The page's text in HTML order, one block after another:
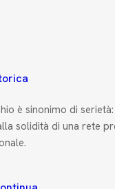
è sinonimo di
solidità di una rete